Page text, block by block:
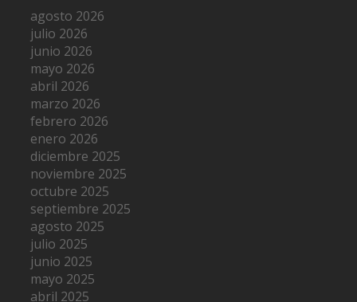
agosto 2026
julio 2026
junio 2026
mayo 2026
abril 2026
marzo 2026
febrero 2026
enero 2026
diciembre 2025
noviembre 2025
octubre 2025
septiembre 2025
agosto 2025
julio 2025
junio 2025
mayo 2025
abril 2025